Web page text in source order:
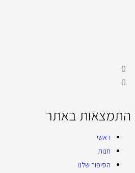
התמצאות באתר
ראשי
חנות
הסיפור שלנו